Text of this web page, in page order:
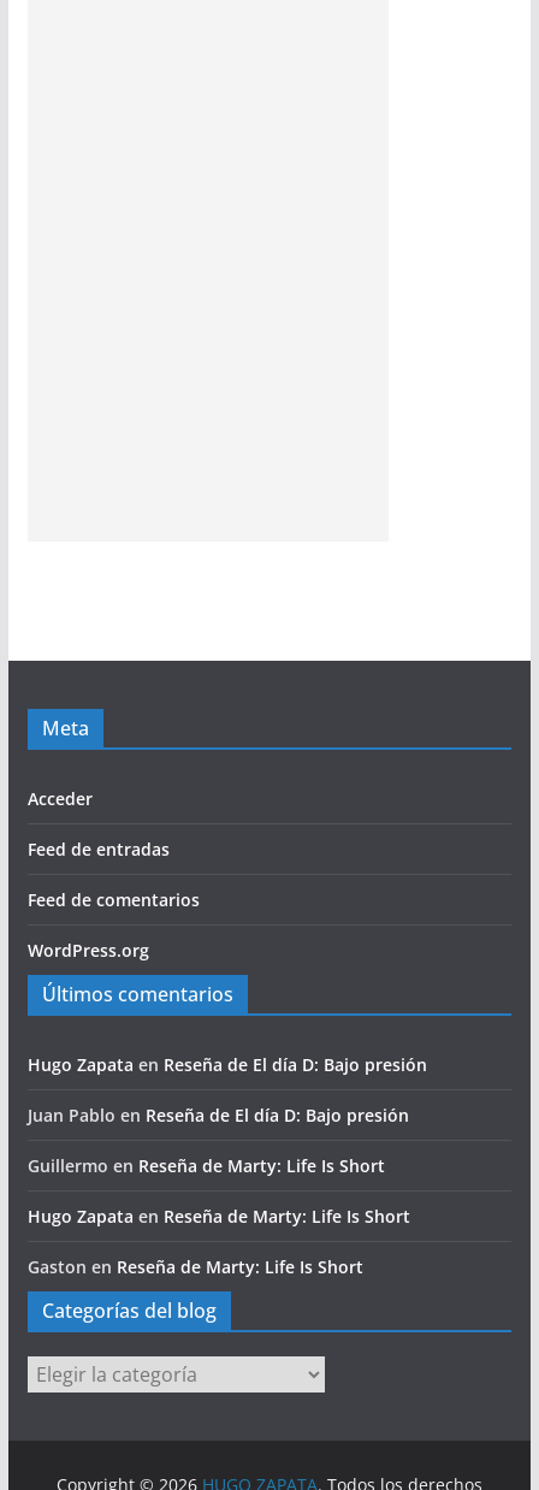
Meta
Acceder
Feed de entradas
Feed de comentarios
WordPress.org
Últimos comentarios
Hugo Zapata en Reseña de El día D: Bajo presión
Juan Pablo en Reseña de El día D: Bajo presión
Guillermo en Reseña de Marty: Life Is Short
Hugo Zapata en Reseña de Marty: Life Is Short
Gaston en Reseña de Marty: Life Is Short
Categorías del blog
Categorías
del
Copyright © 2026 HUGO ZAPATA. Todos los derechos